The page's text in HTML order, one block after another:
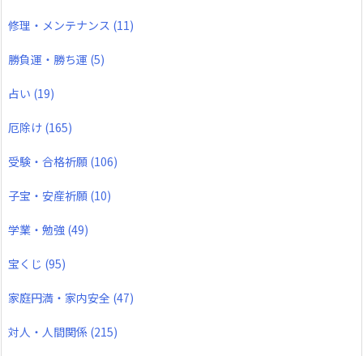
修理・メンテナンス (11)
勝負運・勝ち運 (5)
占い (19)
厄除け (165)
受験・合格祈願 (106)
子宝・安産祈願 (10)
学業・勉強 (49)
宝くじ (95)
家庭円満・家内安全 (47)
対人・人間関係 (215)